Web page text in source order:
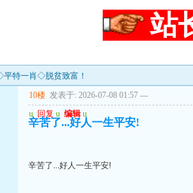
站
平特一肖◇脱贫致富！
10楼 发表于: 2026-07-08 01:57 ---
u 回复 u 编辑 u
辛苦了...好人一生平安!
辛苦了...好人一生平安!